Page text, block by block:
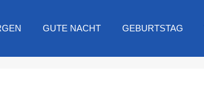
GUTE NACHT GEBURTSTAG